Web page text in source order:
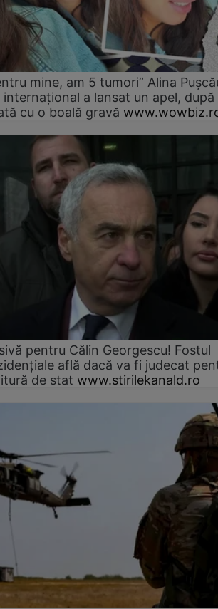
mine, am 5 tumori” Alina
a lansat un apel, după
cu o boală gravă
pentru Călin Georgescu! Fostul
află dacă va fi judecat
de stat www.stirilekanald.ro